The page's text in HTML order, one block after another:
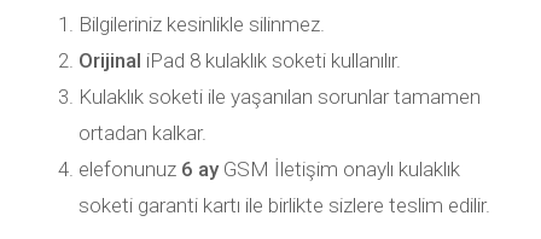
Bilgileriniz kesinlikle silinmez.
Orijinal iPad 8 kulaklık soketi kullanılır.
Kulaklık soketi ile yaşanılan sorunlar tamamen
ortadan kalkar.
elefonunuz 6 ayGSM İletişim onaylı kulaklık
soketi garanti kartı ile birlikte sizlere teslim edilir.